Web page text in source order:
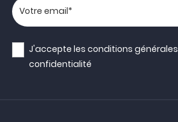
Votre adresse email
J'accepte lesconditions générales
confidentialité